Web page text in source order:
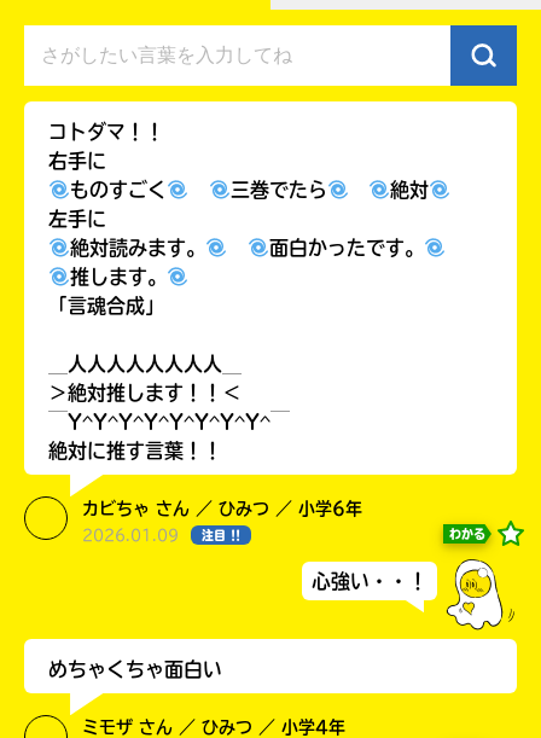
本だなが作れる！
みんなからのお手紙が
コトダマ！！
右手に
ものすごく
三巻でたら
絶対
左手に
絶対読みます。
面白かったです。
推します。
「言魂合成」
＿人人人人人人人人＿
＞絶対推します！！＜
￣Y^Y^Y^Y^Y^Y^Y^Y^￣
絶対に推す言葉！！
カビちゃ さん ／ ひみつ ／ 小学6年
2026.01.09 注目 !! わかる
心強い・・！
めちゃくちゃ面白い
ミモザ さん ／ ひみつ ／ 小学4年